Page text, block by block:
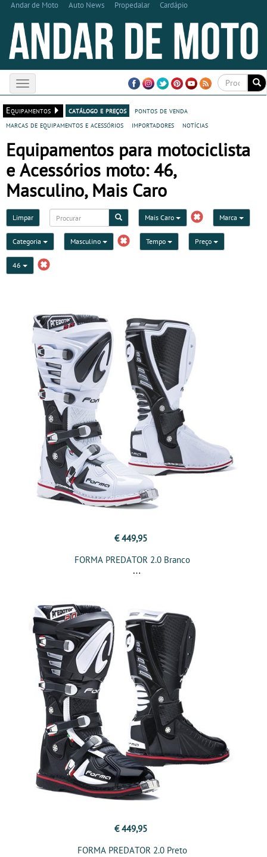
Andar de Moto Auto News Propedalar Cardápio
Toggle
navigation
Equipamentos
catálogo e preços
pontos de venda
marcas de equipamentos e acessórios
importadores notícias
Equipamentos para motociclista
e Acessórios moto: 46,
Masculino, Mais Caro
Limpar Mais Caro Marca
Categoria Masculino Tempo Preço
46
€ 449,95
FORMA PREDATOR 2.0 Branco
€ 449,95
FORMA PREDATOR 2.0 Preto